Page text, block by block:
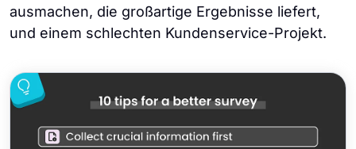
ausmachen, die großartige Ergebnisse liefert,
und einem schlechten Kundenservice-Projekt.